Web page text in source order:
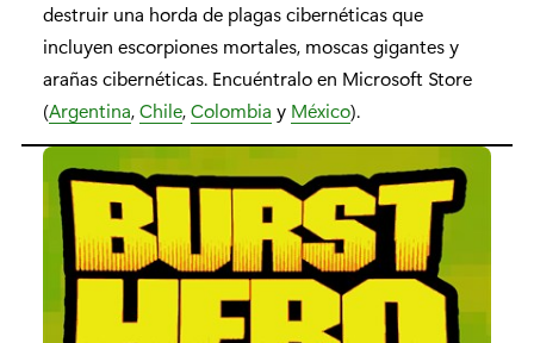
destruir una horda de plagas cibernéticas que
incluyen escorpiones mortales, moscas gigantes y
arañas cibernéticas. Encuéntralo en Microsoft Store
(Argentina,Chile,Colombia y México).